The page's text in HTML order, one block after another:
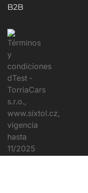
B2B